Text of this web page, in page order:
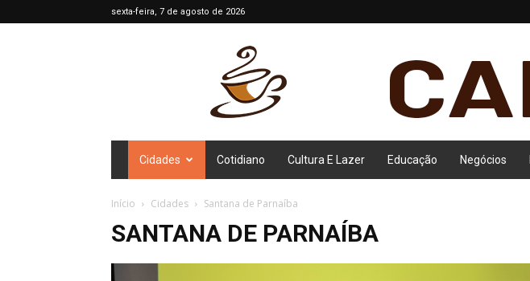
sexta-feira, 7 de agosto de 2026
Cidades Cotidiano Cultura E Lazer Educação Negócios
Início Cidades Santana de Parnaíba
SANTANA DE PARNAÍBA